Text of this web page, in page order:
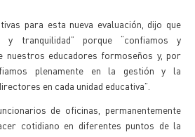
para esta nueva evaluación, dijo que
y tranquilidad” porque “confiamos y
nuestros educadores formoseños y, por
plenamente en la gestión y la
en cada unidad educativa”.
de oficinas, permanentemente
cotidiano en diferentes puntos de la